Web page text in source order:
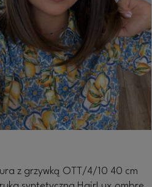
z grzywką OTT/4/10 40 cm